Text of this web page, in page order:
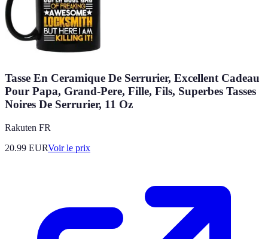
Tasse En Ceramique De Serrurier, Excellent Cadeau
Pour Papa, Grand-Pere, Fille, Fils, Superbes Tasses
Noires De Serrurier, 11 Oz
Rakuten FR
20.99 EURVoir le prix